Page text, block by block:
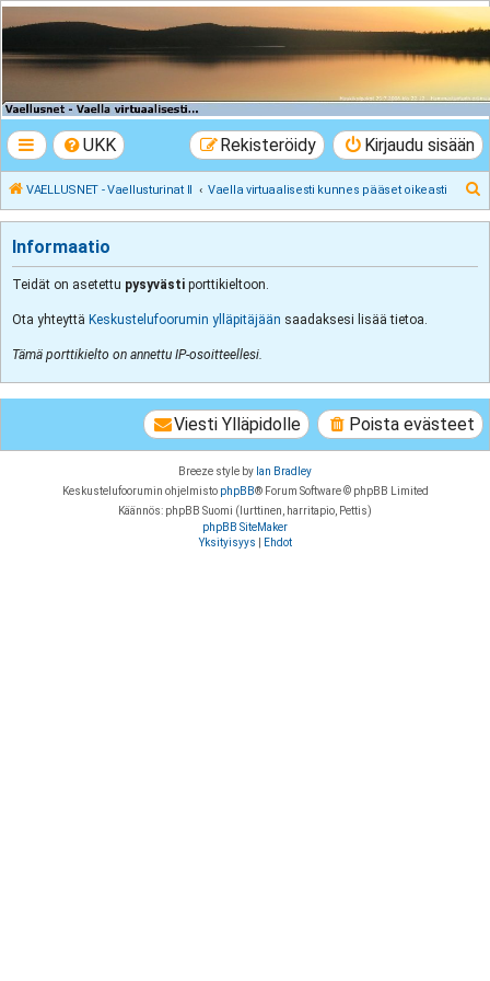
VAELLUSNET -
Vaellusturinat II
UKK Kirjaudu sisään
Rekisteröidy
VAELLUSNET - Vaellusturinat II Vaella virtuaalisesti kunnes pääset oikeasti
Informaatio
Teidät on asetettu pysyvästi porttikieltoon.
Ota yhteyttä Keskustelufoorumin ylläpitäjään saadaksesi lisää tietoa.
Tämä porttikielto on annettu IP-osoitteellesi.
Poista evästeet
Viesti Ylläpidolle
Breeze style by Ian Bradley
Keskustelufoorumin ohjelmisto phpBB® Forum Software © phpBB Limited
Käännös: phpBB Suomi (lurttinen, harritapio, Pettis)
phpBB SiteMaker
Yksityisyys
Ehdot